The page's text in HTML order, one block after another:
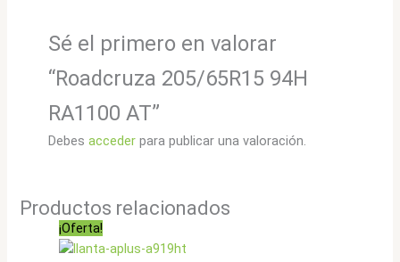
Sé el primero en valorar
“Roadcruza 205/65R15 94H
RA1100 AT”
Debes accederpara publicar una valoración.
Productos relacionados
¡Oferta!